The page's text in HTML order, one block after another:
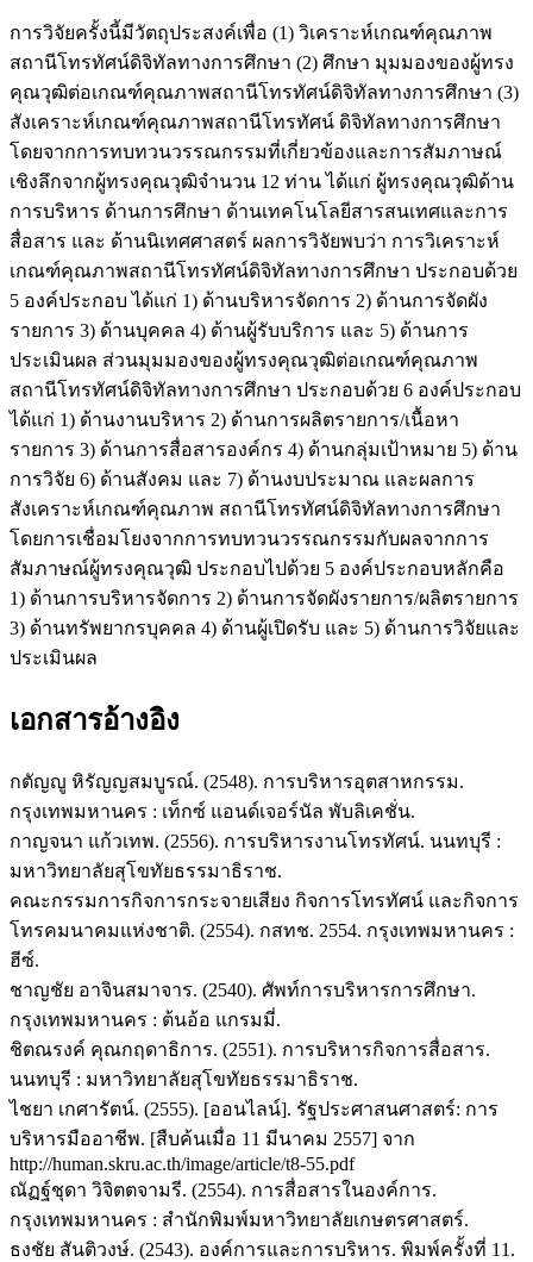
การวิจัยครั้งนี้มีวัตถุประสงค์เพื่อ (1) วิเคราะห์เกณฑ์คุณภาพ
สถานีโทรทัศน์ดิจิทัลทางการศึกษา (2) ศึกษา มุมมองของผู้ทรง
คุณวุฒิต่อเกณฑ์คุณภาพสถานีโทรทัศน์ดิจิทัลทางการศึกษา (3)
สังเคราะห์เกณฑ์คุณภาพสถานีโทรทัศน์ ดิจิทัลทางการศึกษา
โดยจากการทบทวนวรรณกรรมที่เกี่ยวข้องและการสัมภาษณ์
เชิงลึกจากผู้ทรงคุณวุฒิจำนวน 12 ท่าน ได้แก่ ผู้ทรงคุณวุฒิด้าน
การบริหาร ด้านการศึกษา ด้านเทคโนโลยีสารสนเทศและการ
สื่อสาร และ ด้านนิเทศศาสตร์ ผลการวิจัยพบว่า การวิเคราะห์
เกณฑ์คุณภาพสถานีโทรทัศน์ดิจิทัลทางการศึกษา ประกอบด้วย
5 องค์ประกอบ ได้แก่ 1) ด้านบริหารจัดการ 2) ด้านการจัดผัง
รายการ 3) ด้านบุคคล 4) ด้านผู้รับบริการ และ 5) ด้านการ
ประเมินผล ส่วนมุมมองของผู้ทรงคุณวุฒิต่อเกณฑ์คุณภาพ
สถานีโทรทัศน์ดิจิทัลทางการศึกษา ประกอบด้วย 6 องค์ประกอบ
ได้แก่ 1) ด้านงานบริหาร 2) ด้านการผลิตรายการ/เนื้อหา
รายการ 3) ด้านการสื่อสารองค์กร 4) ด้านกลุ่มเป้าหมาย 5) ด้าน
การวิจัย 6) ด้านสังคม และ 7) ด้านงบประมาณ และผลการ
สังเคราะห์เกณฑ์คุณภาพ สถานีโทรทัศน์ดิจิทัลทางการศึกษา
โดยการเชื่อมโยงจากการทบทวนวรรณกรรมกับผลจากการ
สัมภาษณ์ผู้ทรงคุณวุฒิ ประกอบไปด้วย 5 องค์ประกอบหลักคือ
1) ด้านการบริหารจัดการ 2) ด้านการจัดผังรายการ/ผลิตรายการ
3) ด้านทรัพยากรบุคคล 4) ด้านผู้เปิดรับ และ 5) ด้านการวิจัยและ
ประเมินผล
เอกสารอ้างอิง
กตัญญู หิรัญญสมบูรณ์. (2548). การบริหารอุตสาหกรรม.
กรุงเทพมหานคร : เท็กซ์ แอนด์เจอร์นัล พับลิเคชั่น.
กาญจนา แก้วเทพ. (2556). การบริหารงานโทรทัศน์. นนทบุรี :
มหาวิทยาลัยสุโขทัยธรรมาธิราช.
คณะกรรมการกิจการกระจายเสียง กิจการโทรทัศน์ และกิจการ
โทรคมนาคมแห่งชาติ. (2554). กสทช. 2554. กรุงเทพมหานคร :
ฮีซ์.
ชาญชัย อาจินสมาจาร. (2540). ศัพท์การบริหารการศึกษา.
กรุงเทพมหานคร : ต้นอ้อ แกรมมี่.
ชิตณรงค์ คุณกฤดาธิการ. (2551). การบริหารกิจการสื่อสาร.
นนทบุรี : มหาวิทยาลัยสุโขทัยธรรมาธิราช.
ไชยา เกศารัตน์. (2555). [ออนไลน์]. รัฐประศาสนศาสตร์: การ
บริหารมืออาชีพ. [สืบค้นเมื่อ 11 มีนาคม 2557] จาก
http://human.skru.ac.th/image/article/t8-55.pdf
ณัฏฐ์ชุดา วิจิตตจามรี. (2554). การสื่อสารในองค์การ.
กรุงเทพมหานคร : สำนักพิมพ์มหาวิทยาลัยเกษตรศาสตร์.
ธงชัย สันติวงษ์. (2543). องค์การและการบริหาร. พิมพ์ครั้งที่ 11.